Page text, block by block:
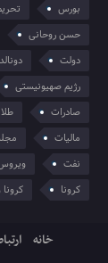
بورس
حسن روحانی
دولت
رژیم صهیونیستی
صادرات
طلا
مالیات
نفت
کرونا
خانه